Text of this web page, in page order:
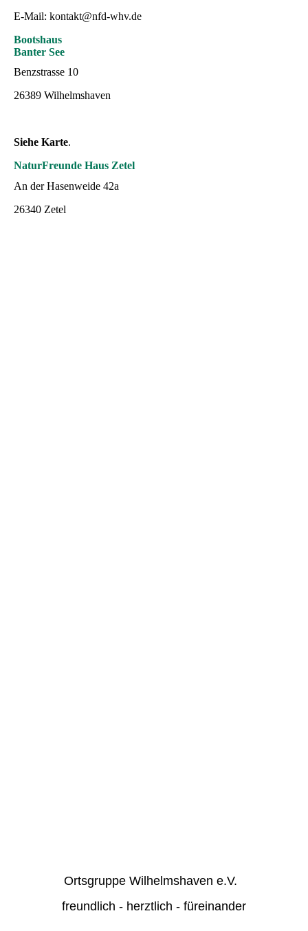
E-Mail: kontakt@nfd-whv.de
Bootshaus
Banter See
Benzstrasse 10
26389 Wilhelmshaven
Siehe Karte.
NaturFreunde Haus Zetel
An der Hasenweide 42a
26340 Zetel
Ortsgruppe Wilhelmshaven e.V.
freundlich - herztlich - füreinander